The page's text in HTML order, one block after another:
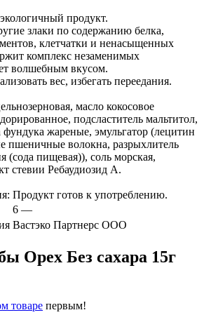
продукт.
злаки по содержанию белка,
клетчатки и ненасыщенных
комплекс незаменимых
волшебным вкусом.
вес, избегать переедания.
масло кокосовое
подсластитель мальтитол,
жареные, эмульгатор (лецитин
пшеничные волокна, разрыхлитель
(сода пищевая)), соль морская,
стевии Ребаудиозид А.
Продукт готов к употреблению.
6 —
Вастэко Партнерс ООО
Орех Без сахара 15г
товаре первым!